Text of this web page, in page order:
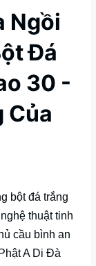
Ngồi
Đá
30 -
Của
bột đá trắng
thuật tinh
cầu bình an
A Di Đà